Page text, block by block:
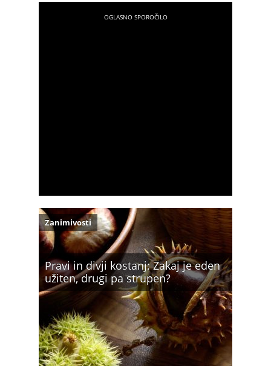
Pravi in divji kostanj: Zakaj je eden
užiten, drugi pa strupen?
Zanimivosti